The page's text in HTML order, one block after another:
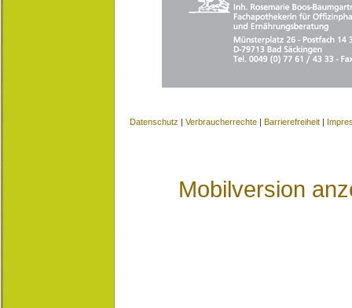
Datenschutz | Verbraucherrechte | Barrierefreiheit |
Mobilversion